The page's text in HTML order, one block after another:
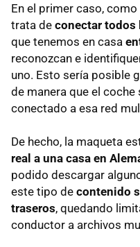
En el primer caso,
trata de conectar
que tenemos en casa
reconozcan e
uno. Esto sería posible
de manera que el
conectado a esa red
De hecho, la maqueta
real a una casa en
podido descargar
este tipo de contenido
traseros, quedando
conductor a archivos